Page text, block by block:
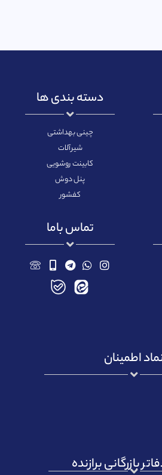
دسته بندی ها
چینی بهداشتی
شیرآلات
کابینت روشویی
پنل دوش
کفشور
تماس باما
اطمینان
بازرگانی برازنده